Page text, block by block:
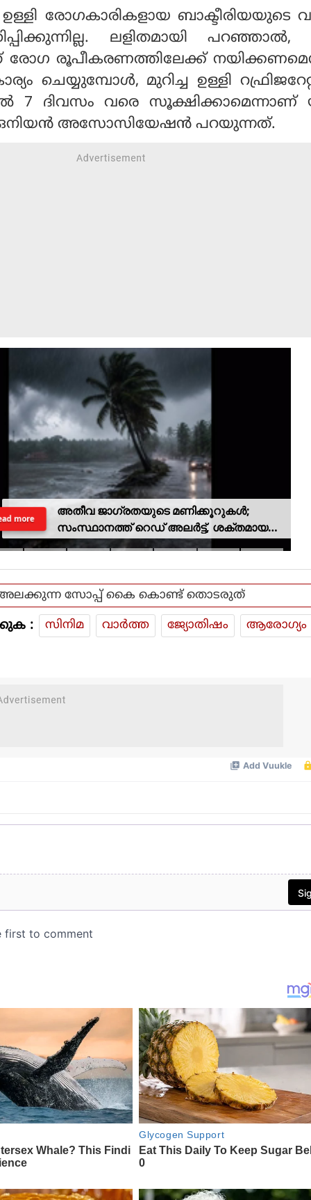
രോഗകാരികളായ ബാക്ടീരിയയുടെ
ലളിതമായി പറഞ്ഞാല്‍,
രൂപീകരണത്തിലേക്ക്
ചെയ്യുമ്പോള്‍, മുറിച്ച ഉള്ളി
7 ദിവസം വരെ
അസോസിയേഷന്‍ പറയുന്നത്.
അതീവ ജാഗ്രതയുടെ മണിക്കൂറുകൾ;
സംസ്ഥാനത്ത് റെഡ് അലർട്ട്, ശക്തമായ
കാറ്റിനും സാധ്യത
more
സോപ്പ് കൈ കൊണ്ട് തൊടരുത്
: സിനിമ വാര്‍ത്ത ജ്യോതിഷം ആരോഗ്യം